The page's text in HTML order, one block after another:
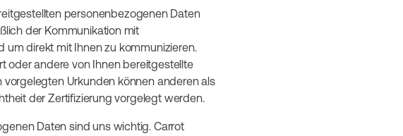
personenbezogenen Daten
der Kommunikation mit
um direkt mit Ihnen zu kommunizieren.
oder andere von Ihnen bereitgestellte
vorgelegten Urkunden können anderen als
der Zertifizierung vorgelegt werden.
Daten sind uns wichtig. Carrot